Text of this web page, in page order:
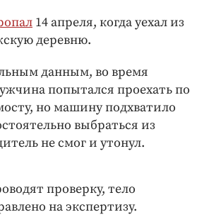
14 апреля, когда уехал из
деревню.
данным, во время
попытался проехать по
но машину подхватило
выбраться из
не смог и утонул.
проверку, тело
на экспертизу.